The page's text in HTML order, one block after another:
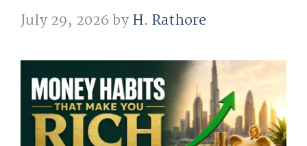
July 29, 2026byH. Rathore